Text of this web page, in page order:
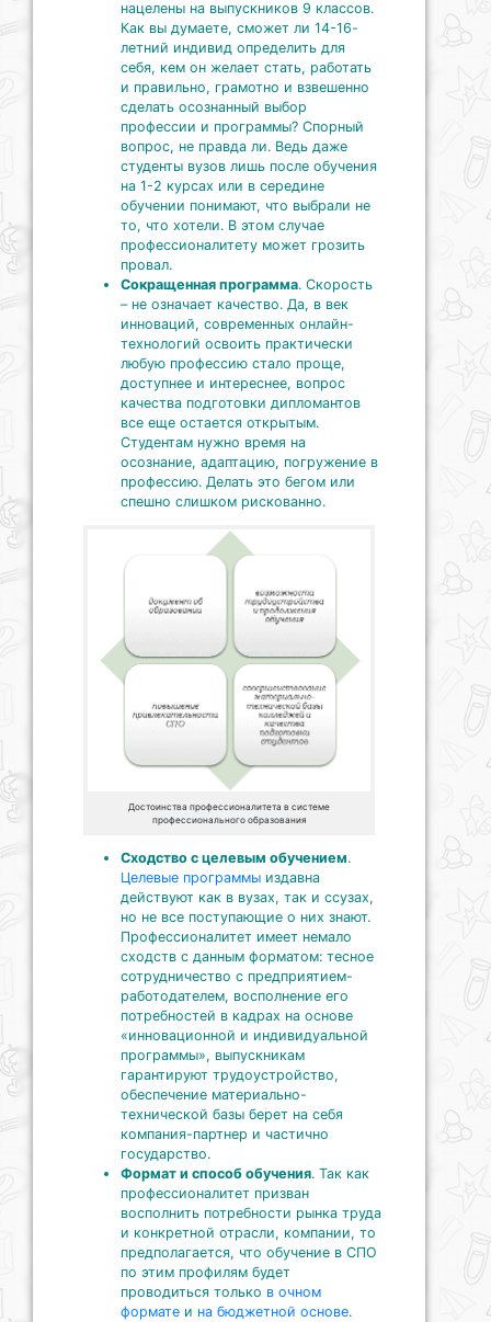
нацелены на выпускников 9 классов.
Как вы думаете, сможет ли 14-16-
летний индивид определить для
себя, кем он желает стать, работать
и правильно, грамотно и взвешенно
сделать осознанный выбор
профессии и программы? Спорный
вопрос, не правда ли. Ведь даже
студенты вузов лишь после обучения
на 1-2 курсах или в середине
обучении понимают, что выбрали не
то, что хотели. В этом случае
профессионалитету может грозить
провал.
Сокращенная программа. Скорость
– не означает качество. Да, в век
инноваций, современных онлайн-
технологий освоить практически
любую профессию стало проще,
доступнее и интереснее, вопрос
качества подготовки дипломантов
все еще остается открытым.
Студентам нужно время на
осознание, адаптацию, погружение в
профессию. Делать это бегом или
спешно слишком рискованно.
Достоинства профессионалитета в системе
профессионального образования
Сходство с целевым обучением.
Целевые программы издавна
действуют как в вузах, так и ссузах,
но не все поступающие о них знают.
Профессионалитет имеет немало
сходств с данным форматом: тесное
сотрудничество с предприятием-
работодателем, восполнение его
потребностей в кадрах на основе
«инновационной и индивидуальной
программы», выпускникам
гарантируют трудоустройство,
обеспечение материально-
технической базы берет на себя
компания-партнер и частично
государство.
Формат и способ обучения. Так как
профессионалитет призван
восполнить потребности рынка труда
и конкретной отрасли, компании, то
предполагается, что обучение в СПО
по этим профилям будет
проводиться только в очном
формате и на бюджетной основе.